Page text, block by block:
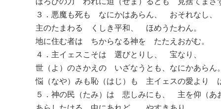
３．悪魔も死も なにかはあらん、 おそれなし、
主のたまわる くしき平和、 ほめうたわん。
地に住む者は ちからなる神を たたえおがむ。
４．主イェスこそは 選びとりし、 宝なり、
世（よ）のさかえの いざなうとも、なにかあらん
悩（なや）みも恥（はじ）も 主イェスの愛より
５．神の民（たみ）は 悲しみにも、 主を仰（あ